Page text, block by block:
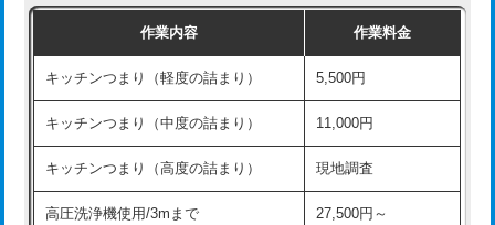
排水管工事（土の掘削・埋め戻し作
11,000円~
排水管工事（排水管工事/3ｍまで） 55,000円
排水管工事（追加 排水管工事/3ｍ超
+11,000円
式・ワンホール）)
交換・取付(排水栓・排水トラップ
22,000円+材料費
作業内容 作業料金
キッチンつまり（軽度の詰まり） 5,500円
キッチンつまり（中度の詰まり） 11,000円
キッチンつまり（高度の詰まり） 現地調査
高圧洗浄機使用/3mまで
27,500円～